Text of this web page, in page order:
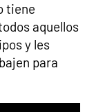
tiene
aquellos
y les
para